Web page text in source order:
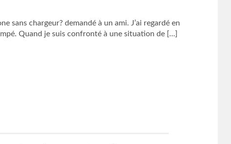
sans chargeur? demandé à un ami. J’ai regardé en
Quand je suis confronté à une situation de […]